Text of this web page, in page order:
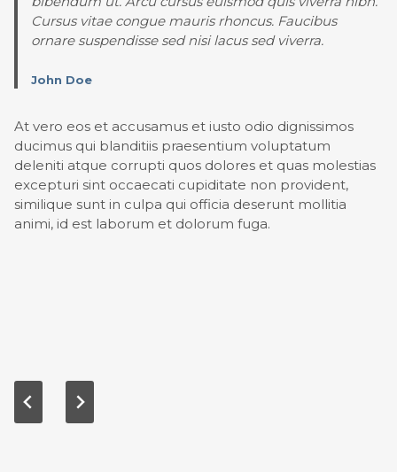
Cursus vitae congue mauris rhoncus. Faucibus
ornare suspendisse sed nisi lacus sed viverra.
John Doe
At vero eos et accusamus et iusto odio dignissimos
ducimus qui blanditiis praesentium voluptatum
deleniti atque corrupti quos dolores et quas molestias
excepturi sint occaecati cupiditate non provident,
similique sunt in culpa qui officia deserunt mollitia
animi, id est laborum et dolorum fuga.